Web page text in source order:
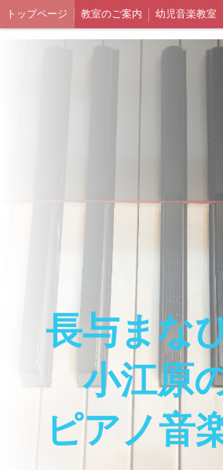
トップページ 教室のご案内 幼児音楽教室
音脳リトミック教室 リトミック生徒さんの声
長与まな
小江原
ピアノ音